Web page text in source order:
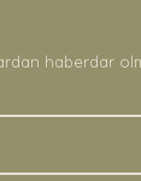
bilgiler
bulunuyor.
daha pahalı.
alternatifler olmalı.
haberdar